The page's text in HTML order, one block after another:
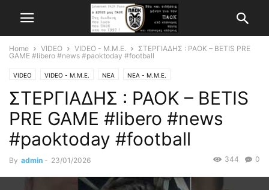
Home VIDEO VIDEO - Μ.Μ.Ε.
ΣΤΕΡΓΙΑΔΗΣ : PAOK – BETIS PRE
GAME #libero #news #paoktoday #football
VIDEO VIDEO - Μ.Μ.Ε. ΝΕΑ ΝΕΑ - Μ.Μ.Ε.
ΣΤΕΡΓΙΑΔΗΣ : PAOK – BETIS
PRE GAME #libero #news
#paoktoday #football
By admin - 23/01/2026 0
344